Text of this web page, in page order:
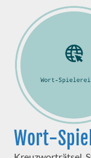
Wort-